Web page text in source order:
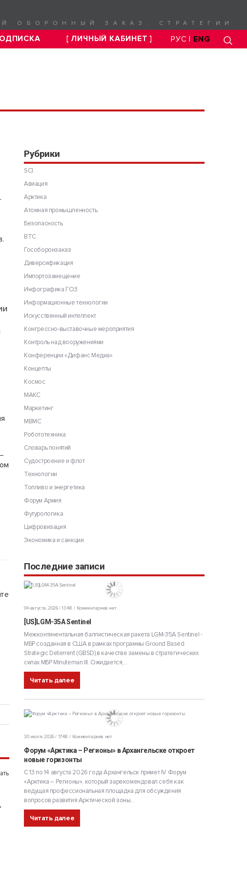
ОБОРОННЫЙ ЗАКАЗ. СТРАТЕГИИ
[ ЛИЧНЫЙ КАБИНЕТ ] РУС | ENG
Рубрики
SCI.
Авиация
Арктика
Атомная промышленность
Безопасность
ВТС
Гособоронзаказ
Диверсификация
Импортозамещение
Инфографика ГОЗ
Информационные технологии
Искусственный интеллект
Конгрессно-выставочные мероприятия
Контроль над вооружениями
Конференции «Дифанс Медиа»
Концепты
Космос
МАКС
Маркетинг
МВМС
Робототехника
Словарь понятий
Судостроение и флот
Технологии
Топливо и энергетика
Форум Армия
Футурологика
Цифровизация
Экономика и санкции
Последние записи
04 августа, 2026 / 13:48 Комментариев нет
[US]LGM-35A Sentinel
Межконтинентальная баллистическая ракета LGM-35A Sentinel -
МБР созданная в США в рамках программы Ground Based
Strategic Deterrent (GBSD) в качестве замены в стратегических
силах МБР Minuteman III. Ожидается,...
Читать далее
30 июля, 2026 / 17:48 Комментариев нет
Форум «Арктика – Регионы» в Архангельске откроет
новые горизонты
С 13 по 14 августа 2026 года Архангельск примет IV Форум
«Арктика – Регионы», который зарекомендовал себя как
ведущая профессиональная площадка для обсуждения
вопросов развития Арктической зоны...
Читать далее